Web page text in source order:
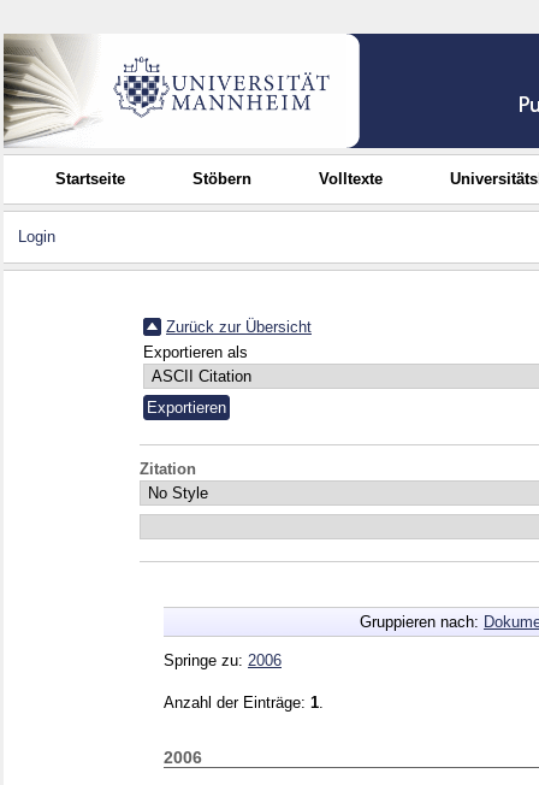
Startseite Stöbern Volltexte
Login
Zurück zur Übersicht
Exportieren als
Zitation
Gruppieren nach:
Springe zu: 2006
Anzahl der Einträge: 1
2006